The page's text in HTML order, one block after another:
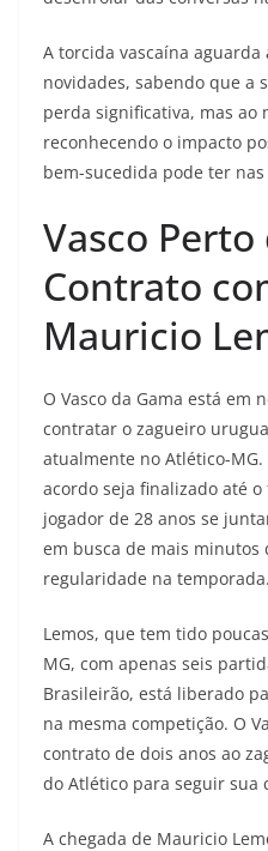
A torcida vascaína
novidades, sabendo que a
perda significativa, mas ao
reconhecendo o impacto
bem-sucedida pode ter
Vasco
Contrato
Mauricio
O Vasco da Gama está em
contratar o zagueiro
atualmente no Atlético-
acordo seja finalizado até
jogador de 28 anos se
em busca de mais minutos
regularidade na temporada.
Lemos, que tem tido
MG, com apenas seis
Brasileirão, está liberado
na mesma competição. O
contrato de dois anos ao
do Atlético para seguir sua
A chegada de Mauricio